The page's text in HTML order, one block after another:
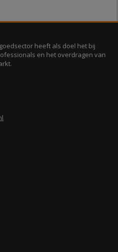
heeft als doel het bij
en het overdragen van